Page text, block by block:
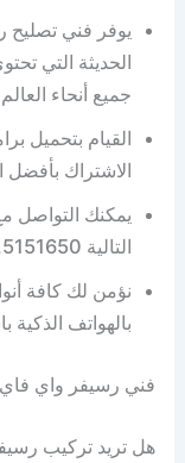
يوفر فني تصليح
الحديثة التي
جميع أنحاء
القيام بتحميل
الاشتراك بأفضل
يمكنك التواصل
التالية 5151650.
نؤمن لك كافة
بالهواتف الذكية
فني رسيفر واي فاي
هل تريد تركيب